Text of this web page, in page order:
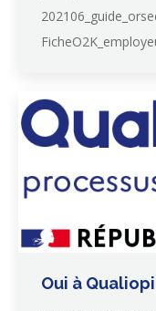
Oui à